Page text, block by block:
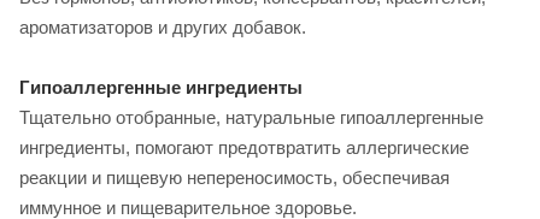
ароматизаторов и других добавок.
Гипоаллергенные ингредиенты
Тщательно отобранные, натуральные гипоаллергенные
ингредиенты, помогают предотвратить аллергические
реакции и пищевую непереносимость, обеспечивая
иммунное и пищеварительное здоровье.